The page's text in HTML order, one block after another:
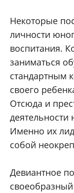
Некоторые
личности
воспитания.
заниматься
стандартным
своего
Отсюда и
Именно их
собой
Девиантное